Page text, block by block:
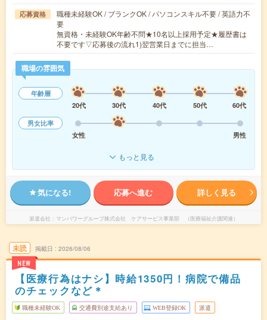
応募資格
職種未経験OK / ブランクOK / パソコンスキル不要 / 英語力不
要
無資格・未経験OK年齢不問★10名以上採用予定★履歴書は
不要です▽応募後の流れ1)翌営業日までに担当…
職場の雰囲気
年齢層
20代
30代 40代 50代
60代
男女比率
女性
男性
もっと見る
気になる! 応募へ進む 詳しく見る
派遣会社 マンパワーグループ株式会社 ケアサービス事業部 （医療福祉介護関連）
未読
NEW
掲載日 2026/08/06
【医療行為はナシ】時給1350円！病院で備品
のチェックなど＊
職種未経験OK 交通費別途支給あり WEB登録OK 派遣